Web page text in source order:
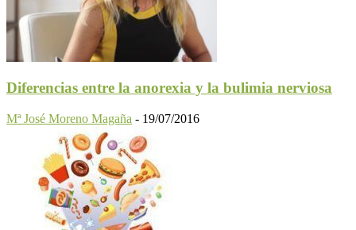
Diferencias entre la anorexia y la bulimia nerviosa
Mª José Moreno Magaña - 19/07/2016